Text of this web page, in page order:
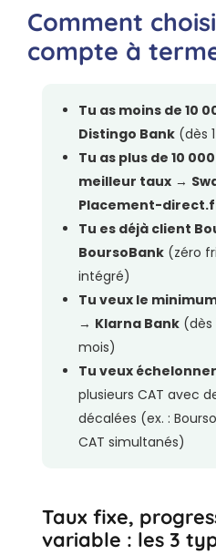
Comment
compte à
Tu as moins de 10
Distingo Bank (dès
Tu as plus de 10
meilleur taux →
Placement-
Tu es déjà client
BoursoBank (zéro
intégré)
Tu veux le
→ Klarna Bank (dès
mois)
Tu veux échelonner
plusieurs CAT avec
décalées (ex. :
CAT simultanés)
Taux fixe,
variable : les 3